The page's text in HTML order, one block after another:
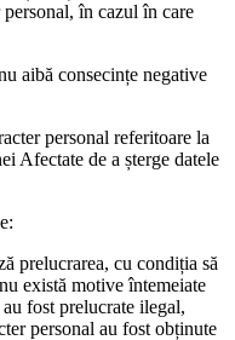
în cazul în care
aibă consecințe negative
personal referitoare la
Afectate de a șterge datele
prelucrarea, cu condiția să
există motive întemeiate
fost prelucrate ilegal,
personal au fost obținute